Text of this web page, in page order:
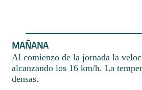
MAÑANA
Al comienzo de la jornada la
alcanzando los 16 km/h. La
densas.